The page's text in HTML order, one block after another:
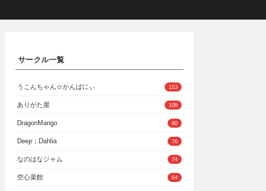
サークル一覧
うこんちゃん☆かんぱにぃ 153
ありがた屋 108
DragonMango 80
Deep；Dahlia 76
なのはなジャム 74
空心菜館 64